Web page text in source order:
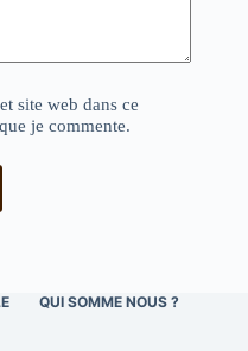
site web dans ce
je commente.
QUI SOMME NOUS ?